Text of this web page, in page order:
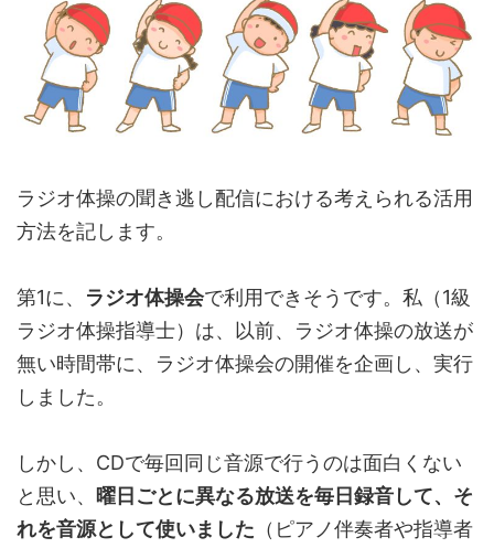
ラジオ体操の聞き逃し配信における考えられる活用
方法を記します。
第1に、 ラジオ体操会で利用できそうです。私（1級
ラジオ体操指導士）は、以前、ラジオ体操の放送が
無い時間帯に、ラジオ体操会の開催を企画し、実行
しました。
しかし、CDで毎回同じ音源で行うのは面白くない
と思い、 曜日ごとに異なる放送を毎日録音して、そ
れを音源として使いました （ピアノ伴奏者や指導者